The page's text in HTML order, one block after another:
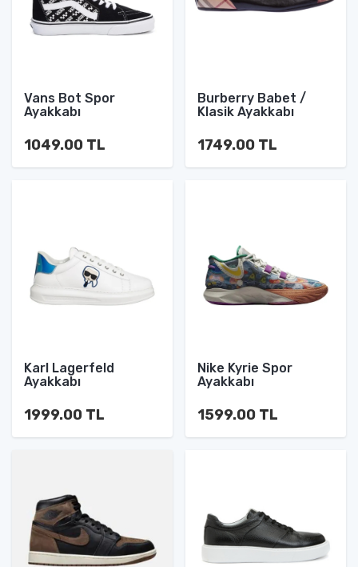
Vans Bot Spor
Ayakkabı
1049.00 TL
Burberry Babet /
Klasik Ayakkabı
1749.00 TL
Karl Lagerfeld
Ayakkabı
1999.00 TL
Nike Kyrie Spor
Ayakkabı
1599.00 TL